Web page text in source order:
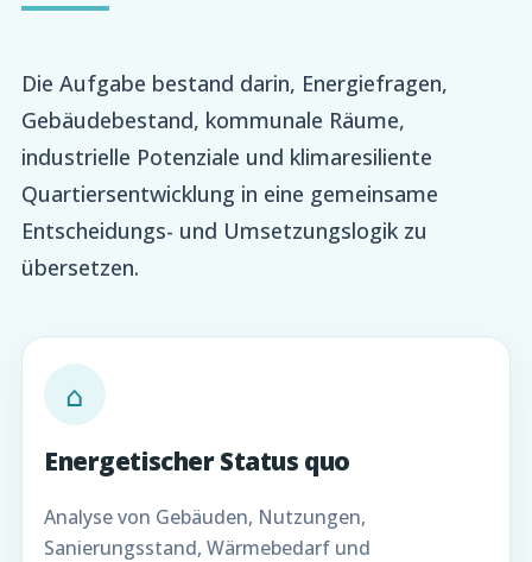
Die Aufgabe bestand darin, Energiefragen,
Gebäudebestand, kommunale Räume,
industrielle Potenziale und klimaresiliente
Quartiersentwicklung in eine gemeinsame
Entscheidungs- und Umsetzungslogik zu
übersetzen.
⌂
Energetischer Status quo
Analyse von Gebäuden, Nutzungen,
Sanierungsstand, Wärmebedarf und